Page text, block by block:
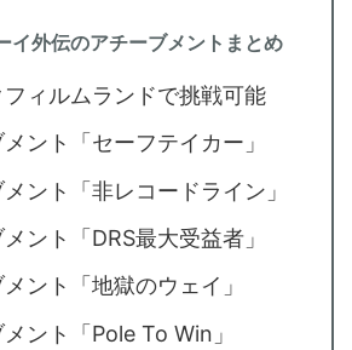
イ外伝のアチーブメントまとめ
フィルムランドで挑戦可能
ント「セーフテイカー」
ント「非レコードライン」
ント「DRS最大受益者」
ント「地獄のウェイ」
ント「Pole To Win」